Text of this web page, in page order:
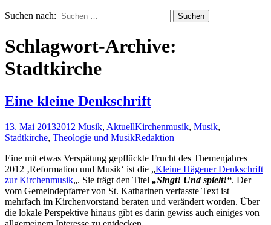
Suchen nach:
Schlagwort-Archive:
Stadtkirche
Eine kleine Denkschrift
13. Mai 20132012 Musik, AktuellKirchenmusik, Musik,
Stadtkirche, Theologie und MusikRedaktion
Eine mit etwas Verspätung gepflückte Frucht des Themenjahres
2012 ‚Reformation und Musik‘ ist die „Kleine Hägener Denkschrift
zur Kirchenmusik„. Sie trägt den Titel „Singt! Und spielt!“. Der
vom Gemeindepfarrer von St. Katharinen verfasste Text ist
mehrfach im Kirchenvorstand beraten und verändert worden. Über
die lokale Perspektive hinaus gibt es darin gewiss auch einiges von